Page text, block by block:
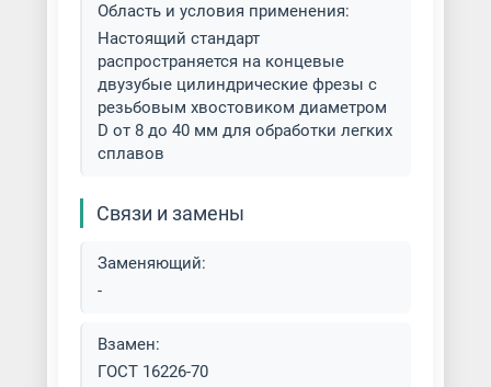
Фрезеровка металлов разных
типов
Фрезеровка на вертикально-
фрезерных станках
фрезерных станках
Фрезеровка отверстий в
Область и условия применения:
Настоящий стандарт
распространяется на концевые
двузубые цилиндрические фрезы с
резьбовым хвостовиком диаметром
D от 8 до 40 мм для обработки легких
сплавов
Связи и замены
Заменяющий:
-
Взамен:
ГОСТ 16226-70